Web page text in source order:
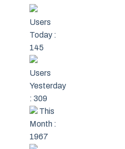
Users
Today :
145
Users
Yesterday
: 309
This
Month :
1967